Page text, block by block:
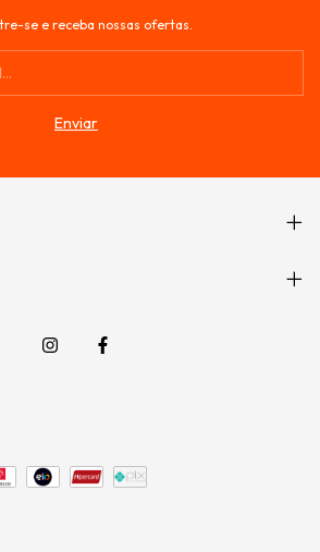
se e receba nossas ofertas.